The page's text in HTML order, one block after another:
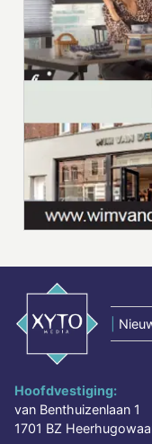
Hoofdvestiging:
van Benthuizenlaan 1
1701 BZ